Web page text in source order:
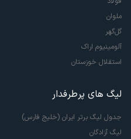
ملوان
گل‌گهر
آلومینیوم اراک
استقلال خوزستان
لیگ های پرطرفدار
جدول لیگ برتر ایران (خلیج فارس)
لیگ آزادگان